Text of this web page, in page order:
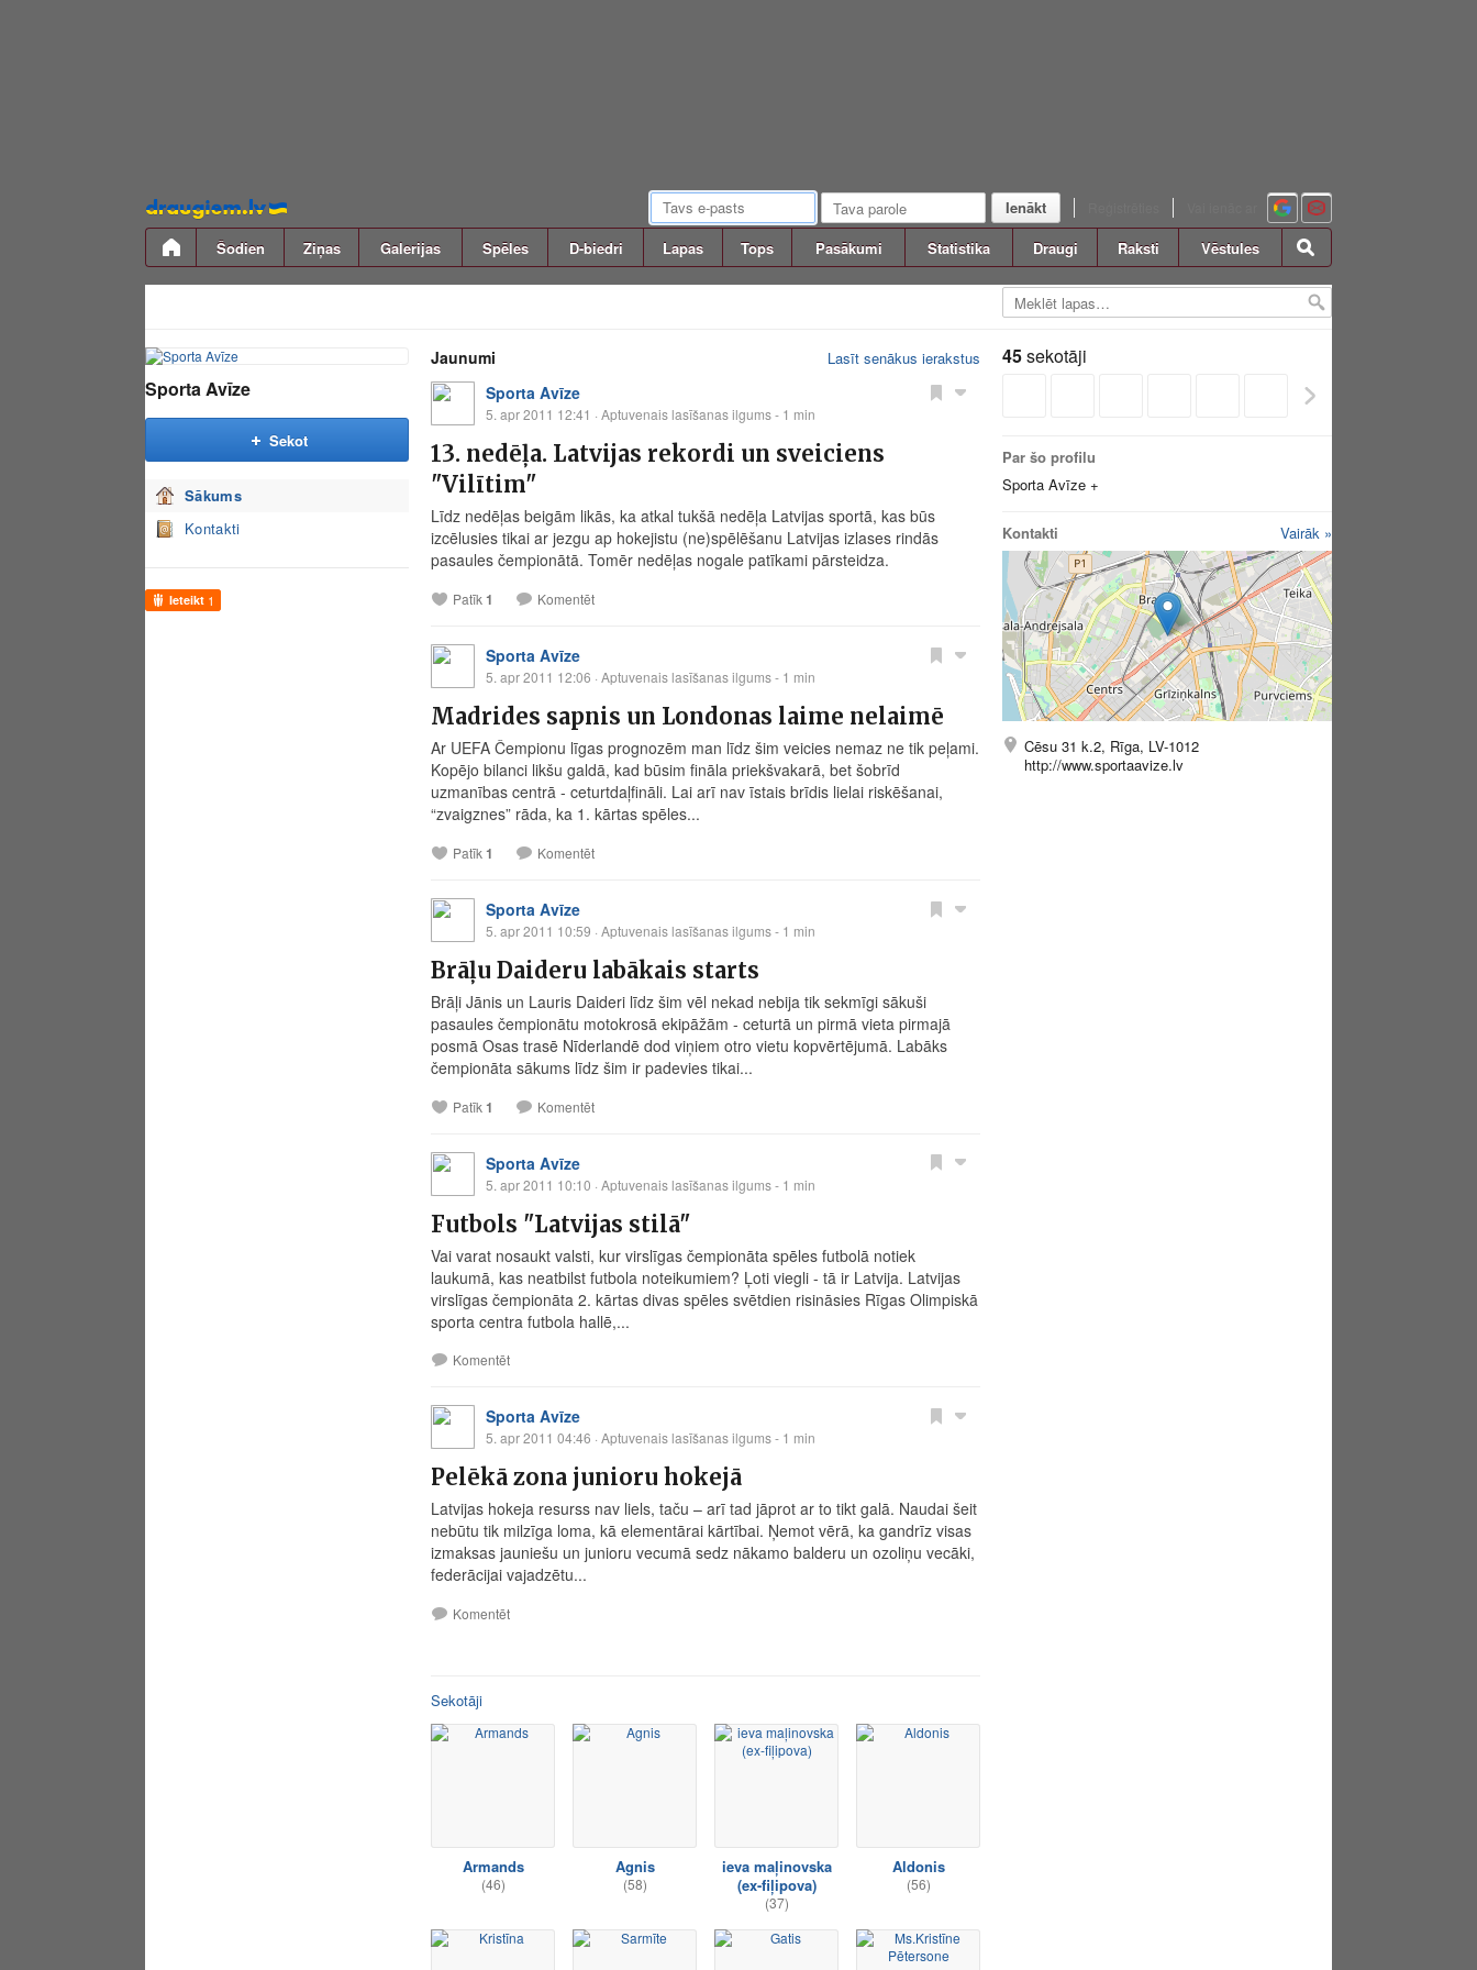
Pāriet
uz
saturu
Ienākt
Šodien Ziņas Galerijas Spēles D-biedri Lapas Tops Pasākumi Statistika Draugi Raksti Vēstules
Sporta Avīze
Sekot
Sākums
Kontakti
Ieteikt 1
Jaunumi Lasīt senākus ierakstus
Sporta Avīze
5. apr 2011 12:41 · Aptuvenais lasīšanas ilgums - 1 min
13. nedēļa. Latvijas rekordi un sveiciens
"Vilītim"
Līdz nedēļas beigām likās, ka atkal tukšā nedēļa Latvijas sportā, kas būs
izcēlusies tikai ar jezgu ap hokejistu (ne)spēlēšanu Latvijas izlases rindās
pasaules čempionātā. Tomēr nedēļas nogale patīkami pārsteidza.
Patīk1 Komentēt
Sporta Avīze
5. apr 2011 12:06 · Aptuvenais lasīšanas ilgums - 1 min
Madrides sapnis un Londonas laime nelaimē
Ar UEFA Čempionu līgas prognozēm man līdz šim veicies nemaz ne tik peļami.
Kopējo bilanci likšu galdā, kad būsim fināla priekšvakarā, bet šobrīd
uzmanības centrā - ceturtdaļfināli. Lai arī nav īstais brīdis lielai riskēšanai,
“zvaigznes” rāda, ka 1. kārtas spēles...
Patīk1 Komentēt
Sporta Avīze
5. apr 2011 10:59 · Aptuvenais lasīšanas ilgums - 1 min
Brāļu Daideru labākais starts
Brāļi Jānis un Lauris Daideri līdz šim vēl nekad nebija tik sekmīgi sākuši
pasaules čempionātu motokrosā ekipāžām - ceturtā un pirmā vieta pirmajā
posmā Osas trasē Nīderlandē dod viņiem otro vietu kopvērtējumā. Labāks
čempionāta sākums līdz šim ir padevies tikai...
Patīk1 Komentēt
Sporta Avīze
5. apr 2011 10:10 · Aptuvenais lasīšanas ilgums - 1 min
Futbols "Latvijas stilā"
Vai varat nosaukt valsti, kur virslīgas čempionāta spēles futbolā notiek
laukumā, kas neatbilst futbola noteikumiem? Ļoti viegli - tā ir Latvija. Latvijas
virslīgas čempionāta 2. kārtas divas spēles svētdien risināsies Rīgas Olimpiskā
sporta centra futbola hallē,...
Komentēt
Sporta Avīze
5. apr 2011 04:46 · Aptuvenais lasīšanas ilgums - 1 min
Pelēkā zona junioru hokejā
Latvijas hokeja resurss nav liels, taču – arī tad jāprot ar to tikt galā. Naudai šeit
nebūtu tik milzīga loma, kā elementārai kārtībai. Ņemot vērā, ka gandrīz visas
izmaksas jauniešu un junioru vecumā sedz nākamo balderu un ozoliņu vecāki,
federācijai vajadzētu...
Komentēt
Sekotāji
Armands
(46)
Agnis
(58)
ieva maļinovska
(ex-fiļipova)
(37)
Aldonis
(56)
45sekotāji
Par šo profilu
Sporta Avīze +
Kontakti Vairāk »
Cēsu 31 k.2, Rīga, LV-1012
http://www.sportaavize.lv